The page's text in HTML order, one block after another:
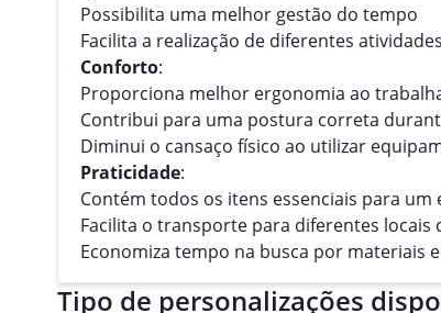
Possibilita uma melhor gestão do tempo
Facilita a realização de diferentes
Conforto:
Proporciona melhor ergonomia ao
Contribui para uma postura correta
Diminui o cansaço físico ao utilizar
Praticidade:
Contém todos os itens essenciais para
Facilita o transporte para diferentes locais
Economiza tempo na busca por materiais
Tipo de personalizações